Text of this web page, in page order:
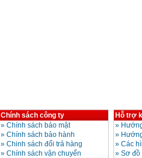
Chính sách công ty
» Chính sách bảo mật
» Chính sách bảo hành
» Chinh sách đổi trả hàng
» Chính sách vận chuyển
Hỗ trợ
»
»
» Các
» Sơ